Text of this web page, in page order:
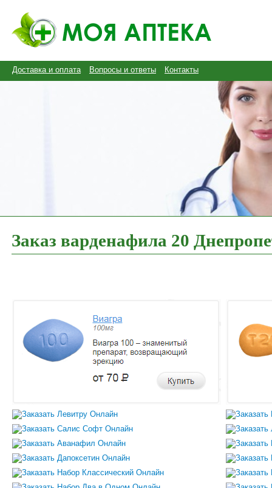
Доставка и оплата Вопросы и ответы Контакты
Заказ варденафила 20